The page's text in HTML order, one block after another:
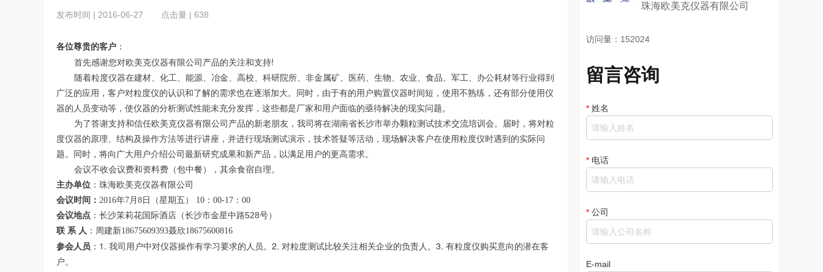
发布时间 | 2016-06-27 点击量 | 638
各位尊贵的客户 ：
首先感谢您对欧美克仪器有限公司产品的关注和支持!
随着粒度仪器在建材、化工、能源、冶金、高校、科研院所、非金属矿、医药、生物、农业、食品、军工、办公耗材等行业得到
广泛的应用，客户对粒度仪的认识和了解的需求也在逐渐加大。同时，由于有的用户购置仪器时间短，使用不熟练，还有部分使用仪
器的人员变动等，使仪器的分析测试性能未充分发挥，这些都是厂家和用户面临的亟待解决的现实问题。
为了答谢支持和信任欧美克仪器有限公司产品的新老朋友，我司将在湖南省长沙市举办颗粒测试技术交流培训会。届时，将对粒
度仪器的原理、结构及操作方法等进行讲座，并进行现场测试演示，技术答疑等活动，现场解决客户在使用粒度仪时遇到的实际问
题。同时，将向广大用户介绍公司最新研究成果和新产品，以满足用户的更高需求。
会议不收会议费和资料费（包中餐），其余食宿自理。
主办单位 ：珠海欧美克仪器有限公司
会议时间： 2016年7月8日（星期五） 10：00-17：00
会议地点 ：长沙茉莉花国际酒店（长沙市金星中路528号）
联 系 人 ：周建新18675609393聂欣18675600816
参会人员 ： 1. 我司用户中对仪器操作有学习要求的人员。 2. 对粒度测试比较关注相关企业的负责人。 3. 有粒度仪购买意向的潜在客
户。
珠海欧美克仪器有限公司
访问量：152024
留言咨询
* 姓名
* 电话
* 公司
E-mail